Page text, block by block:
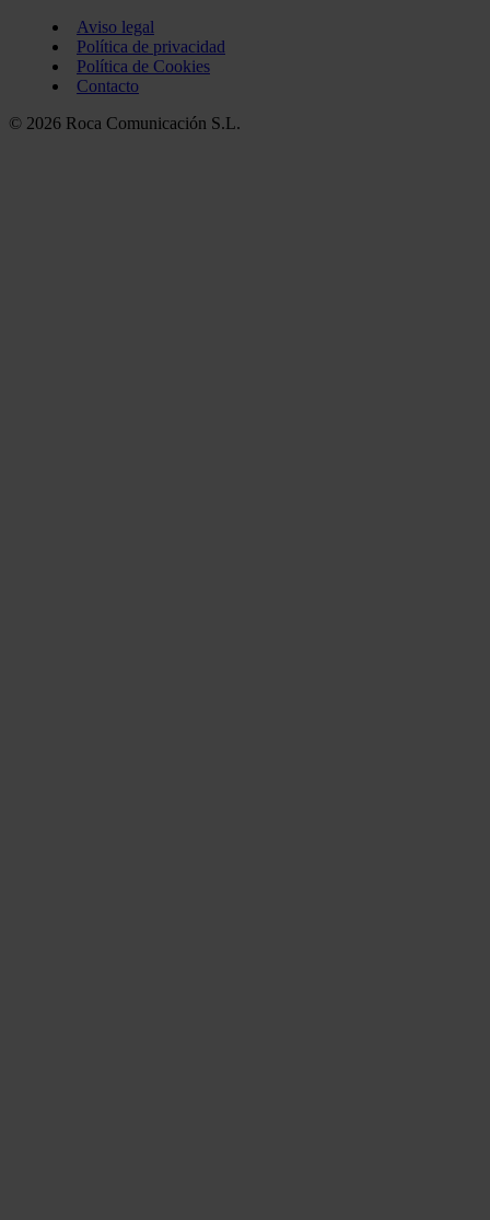
Aviso legal
Política de privacidad
Política de Cookies
Contacto
© 2026 Roca Comunicación S.L.